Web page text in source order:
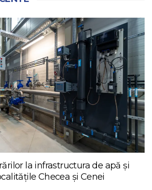
la infrastructura de apă și
Checea și Cenei